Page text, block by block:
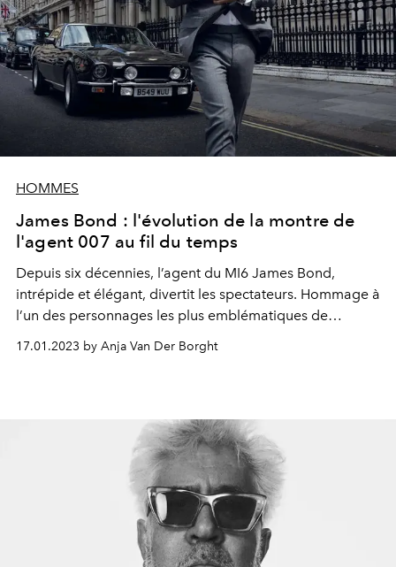
HOMMES
James Bond : l'évolution de la montre de
l'agent 007 au fil du temps
Depuis six décennies, l’agent du MI6 James Bond,
intrépide et élégant, divertit les spectateurs. Hommage à
l’un des personnages les plus emblématiques de
l’histoire du
17.01.2023 by Anja Van Der Borght